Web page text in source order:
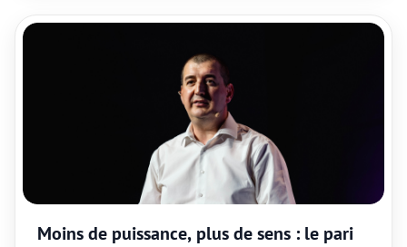
Moins de puissance, plus de sens : le pari